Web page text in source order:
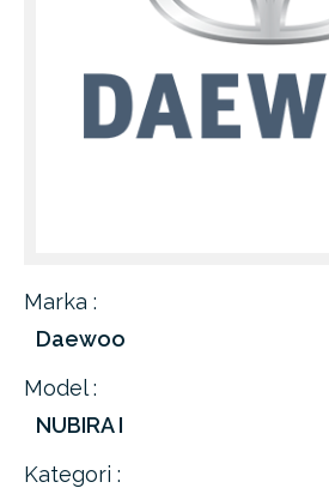
Marka :
Daewoo
Model :
NUBIRA I
Kategori :